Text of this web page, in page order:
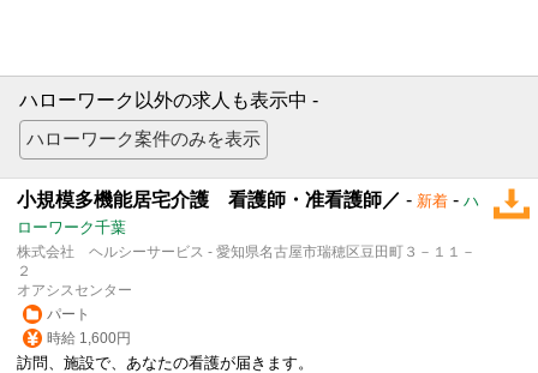
ハローワーク以外の求人も表示中 -
小規模多機能居宅介護 看護師・准看護師／ - 新着 - ハ
ローワーク千葉
株式会社 ヘルシーサービス - 愛知県名古屋市瑞穂区豆田町３－１１－
２
オアシスセンター
パート
時給 1,600円
訪問、施設で、あなたの看護が届きます。